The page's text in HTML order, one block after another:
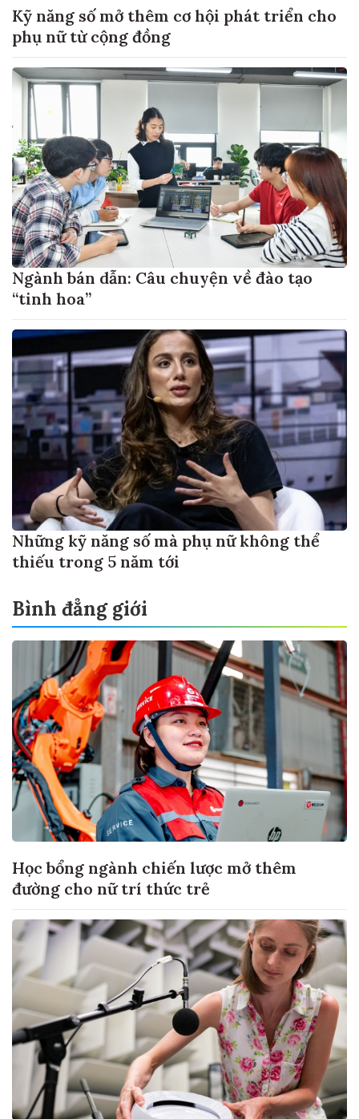
Kỹ năng số mở thêm cơ hội phát triển cho
phụ nữ từ cộng đồng
Ngành bán dẫn: Câu chuyện về đào tạo
“tinh hoa”
Những kỹ năng số mà phụ nữ không thể
thiếu trong 5 năm tới
Bình đẳng giới
Học bổng ngành chiến lược mở thêm
đường cho nữ trí thức trẻ